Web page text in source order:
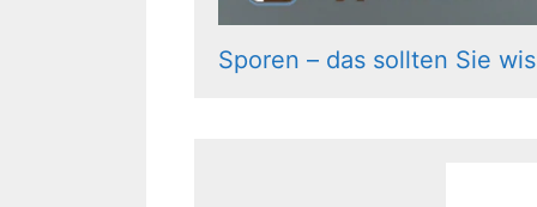
Sporen – das sollten Sie